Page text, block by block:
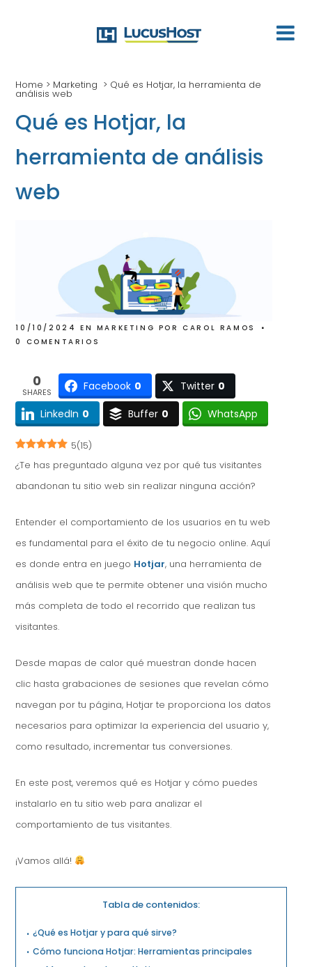
Home > Marketing > Qué es Hotjar, la herramienta de
análisis web
Qué es Hotjar, la
herramienta de análisis
web
10/10/2024 EN MARKETING PORCAROL RAMOS
0 COMENTARIOS
0
SHARES Facebook 0 Twitter 0
LinkedIn 0 Buffer 0 WhatsApp
5(15)
¿Te has preguntado alguna vez por qué tus visitantes
abandonan tu sitio web sin realizar ninguna acción?
Entender el comportamiento de los usuarios en tu web
es fundamental para el éxito de tu negocio online. Aquí
es donde entra en juego Hotjar, una herramienta de
análisis web que te permite obtener una visión mucho
más completa de todo el recorrido que realizan tus
visitantes.
Desde mapas de calor qué muestran donde hacen
clic hasta grabaciones de sesiones que revelan cómo
navegan por tu página, Hotjar te proporciona los datos
necesarios para optimizar la experiencia del usuario y,
como resultado, incrementar tus conversiones.
En este post, veremos qué es Hotjar y cómo puedes
instalarlo en tu sitio web para analizar el
comportamiento de tus visitantes.
¡Vamos allá!
Tabla de contenidos:
¿Qué es Hotjar y para qué sirve?
Cómo funciona Hotjar: Herramientas principales